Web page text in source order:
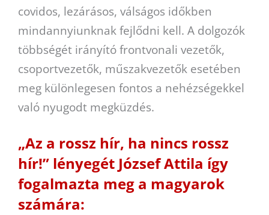
covidos, lezárásos, válságos időkben
mindannyiunknak fejlődni kell. A dolgozók
többségét irányító frontvonali vezetők,
csoportvezetők, műszakvezetők esetében
meg különlegesen fontos a nehézségekkel
való nyugodt megküzdés.
„Az a rossz hír, ha nincs rossz
hír!” lényegét József Attila így
fogalmazta meg a magyarok
számára: